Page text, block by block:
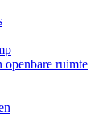
openbare ruimte